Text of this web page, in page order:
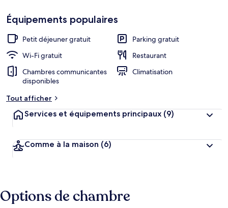
Équipements populaires
Petit déjeuner gratuit
Parking gratuit
Wi-Fi gratuit
Restaurant
Chambres communicantes
disponibles
Climatisation
Tout afficher
Services et équipements principaux (9)
Comme à la maison (6)
Options de chambre